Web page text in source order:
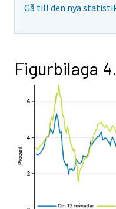
Gå till den nya
Figurbilaga